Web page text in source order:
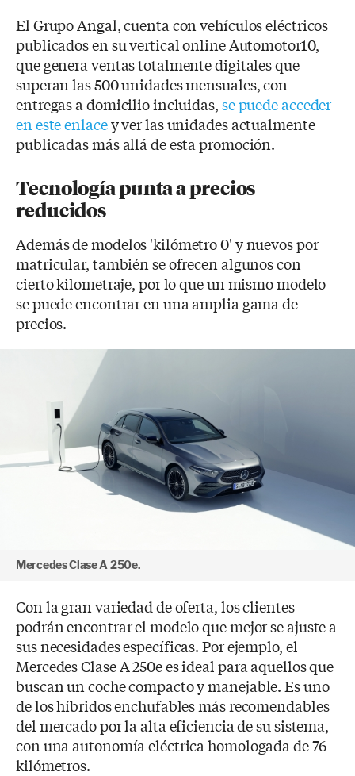
El Grupo Angal, cuenta con vehículos eléctricos
publicados en su vertical online Automotor10,
que genera ventas totalmente digitales que
superan las 500 unidades mensuales, con
entregas a domicilio incluidas,se puede acceder
en este enlacey ver las unidades actualmente
publicadas más allá de esta promoción.
Tecnología punta a precios
reducidos
Además de modelos 'kilómetro 0' y nuevos por
matricular, también se ofrecen algunos con
cierto kilometraje, por lo que un mismo modelo
se puede encontrar en una amplia gama de
precios.
Mercedes Clase A 250e.
Con la gran variedad de oferta, los clientes
podrán encontrar el modelo que mejor se ajuste a
sus necesidades específicas. Por ejemplo, el
Mercedes Clase A 250e es ideal para aquellos que
buscan un coche compacto y manejable. Es uno
de los híbridos enchufables más recomendables
del mercado por la alta eficiencia de su sistema,
con una autonomía eléctrica homologada de 76
kilómetros.